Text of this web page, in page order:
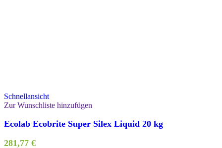
Schnellansicht
Zur Wunschliste hinzufügen
Ecolab Ecobrite Super Silex Liquid 20 kg
281,77 €